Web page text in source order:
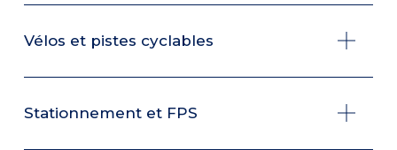
Vélos et pistes cyclables
Stationnement et FPS